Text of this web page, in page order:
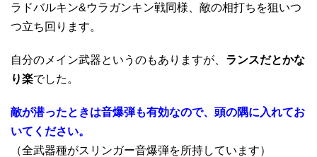
ラドバルキン&ウラガンキン戦同様、敵の相打ちを狙いつ
つ立ち回ります。
自分のメイン武器というのもありますが、 ランスだとかな
り楽でした。
敵が潜ったときは音爆弾も有効なので、頭の隅に入れてお
いてください。
（全武器種がスリンガー音爆弾を所持しています）